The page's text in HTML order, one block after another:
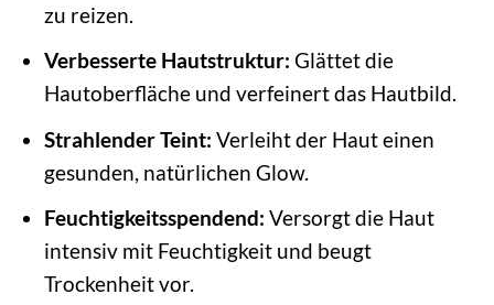
zu reizen.
Verbesserte Hautstruktur: Glättet die
Hautoberfläche und verfeinert das Hautbild.
Strahlender Teint: Verleiht der Haut einen
gesunden, natürlichen Glow.
Feuchtigkeitsspendend: Versorgt die Haut
intensiv mit Feuchtigkeit und beugt
Trockenheit vor.